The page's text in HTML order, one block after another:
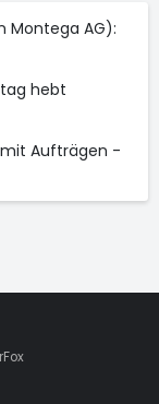
Montega AG):
hebt
mit Aufträgen -